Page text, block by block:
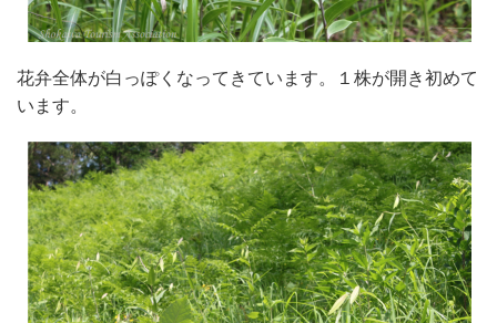
花弁全体が白っぽくなってきています。１株が開き初めて
います。